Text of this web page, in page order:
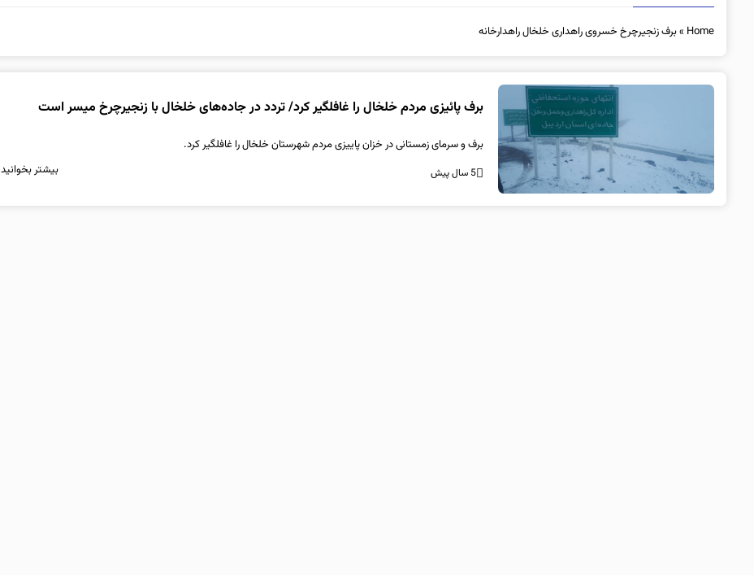
Home
»برف زنجیرچرخ خسروی راهداری خلخال راهدارخانه
برف پائیزی مردم خلخال را غافلگیر کرد/ تردد در جاده‌های خلخال با زنجیرچرخ میسر است
برف و سرمای زمستانی در خزان پاییزی مردم شهرستان خلخال را غافلگیر کرد.
5 سال پیش بیشتر بخوانید